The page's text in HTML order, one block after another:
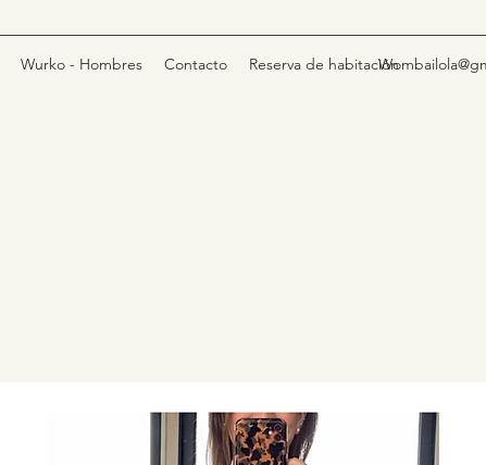
Wurko - Hombres Contacto Reserva de habitación